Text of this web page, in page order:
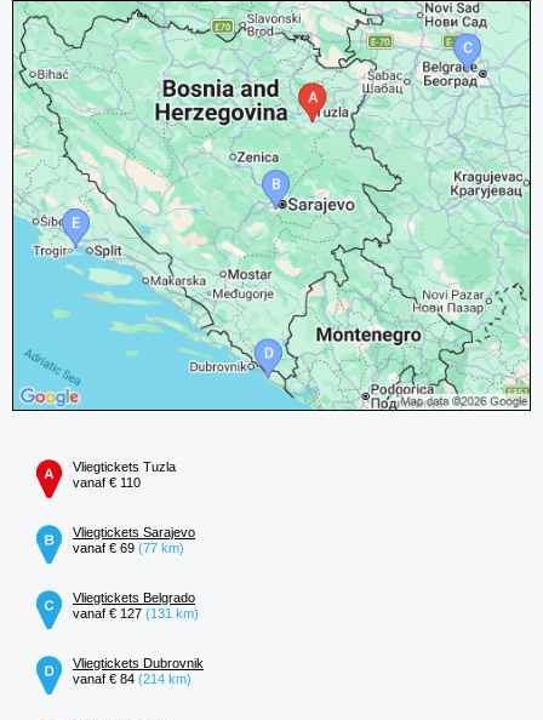
Vliegtickets Tuzla
vanaf € 110
Vliegtickets Sarajevo
vanaf € 69 (77 km)
Vliegtickets Belgrado
vanaf € 127 (131 km)
Vliegtickets Dubrovnik
vanaf € 84 (214 km)